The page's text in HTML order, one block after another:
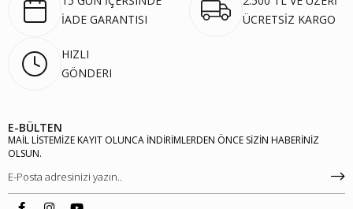
İADE GARANTISI
ÜCRETSİZ KARGO
HIZLI
GÖNDERI
E-BÜLTEN
MAİL LİSTEMİZE KAYIT OLUNCA İNDİRİMLERDEN ÖNCE SİZİN HABERİNİZ
OLSUN.